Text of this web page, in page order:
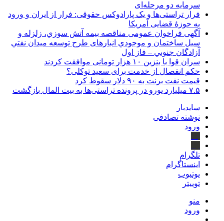
سرمایه دو مرحله‌ای
فرار تراستی‌ها و یک پارادوکس حقوقی: فرار از ایران و ورود
به حوزۀ قضایی آمریکا
آگهی فراخوان عمومی مناقصه بيمه آتش سوزي، زلزله و
سیل ساختمان و موجودي انبارهای طرح توسعه ميدان نفتي
آزادگان جنوبي – فاز اول
سران قوا با بنزین ۱۰ هزار تومانی موافقت کردند
حکم انفصال از خدمت برای سعید توکلی؟
قیمت نفت برنت به ۹۰ دلار سقوط کرد
۷.۵ میلیارد یورو در پرونده تراستی‌ها به بیت المال بازگشت
سایدبار
نوشته تصادفی
ورود
تلگرام
اینستاگرام
یوتیوب
توییتر
منو
ورود